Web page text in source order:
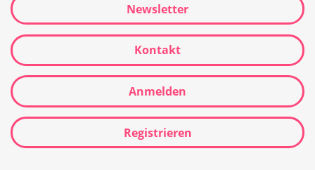
Newsletter
Kontakt
Anmelden
Registrieren